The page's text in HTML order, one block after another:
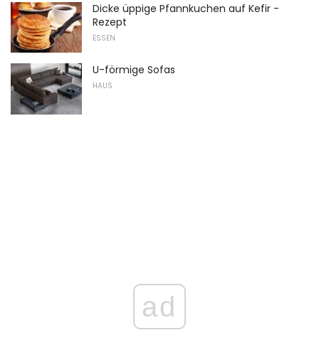
Dicke üppige Pfannkuchen auf Kefir -
Rezept
ESSEN
U-förmige Sofas
HAUS
ad